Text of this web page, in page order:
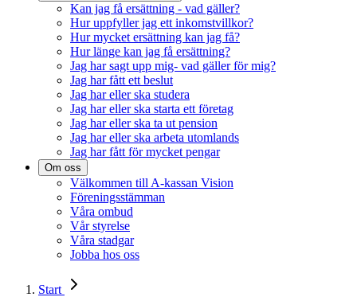
Kan jag få ersättning - vad gäller?
Hur uppfyller jag ett inkomstvillkor?
Hur mycket ersättning kan jag få?
Hur länge kan jag få ersättning?
Jag har sagt upp mig- vad gäller för mig?
Jag har fått ett beslut
Jag har eller ska studera
Jag har eller ska starta ett företag
Jag har eller ska ta ut pension
Jag har eller ska arbeta utomlands
Jag har fått för mycket pengar
Om oss
Välkommen till A-kassan Vision
Föreningsstämman
Våra ombud
Vår styrelse
Våra stadgar
Jobba hos oss
Start